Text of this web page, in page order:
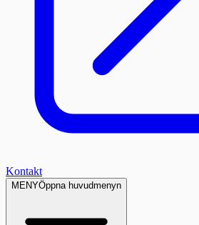
Kontakt
MENYÖppna huvudmenyn